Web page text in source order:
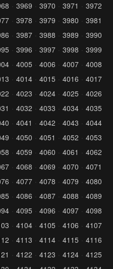
3969 3970 3971
3972
3978 3979 3980
3981
3987 3988 3989
3990
3996 3997 3998
3999
4005 4006 4007
4008
4014 4015 4016
4017
4023 4024 4025
4026
4032 4033 4034
4035
4041 4042 4043
4044
4050 4051 4052
4053
4059 4060 4061
4062
4068 4069 4070
4071
4077 4078 4079
4080
4086 4087 4088
4089
4095 4096 4097
4098
4104 4105 4106
4107
4113 4114 4115
4116
4122 4123 4124
4125